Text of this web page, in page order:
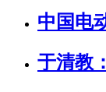
中国电
于清教